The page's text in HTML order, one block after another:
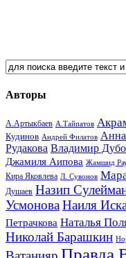
Авторы
А.Артыкбаев А.Тайпатов
Кудинов Андрей Филатов
Рудакова Владимир
Джамиля Аипова Жамшид
Кира Яковлева Л. Сувонов
Душаев Назип
УсмоноваНаиля
Петрачкова Наталья
Николай Барашкин